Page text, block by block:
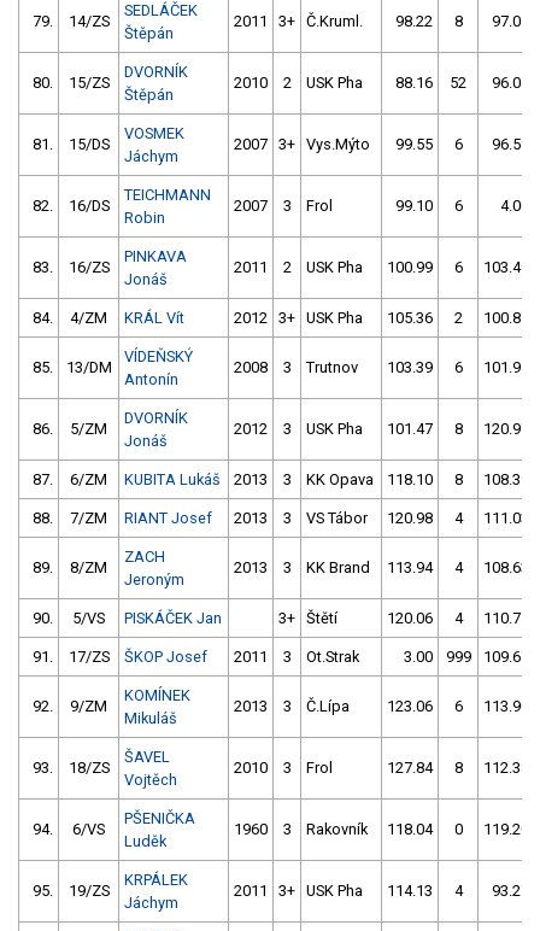
79. 14/ZS
SEDLÁČEK
Štěpán
2011 3+ Č.Kruml. 98.22 8 97.05
80. 15/ZS
DVORNÍK
Štěpán
2010 2 USK Pha 88.16 52 96.04
81. 15/DS
VOSMEK
Jáchym
2007 3+ Vys.Mýto 99.55 6 96.59
82. 16/DS
TEICHMANN
Robin
2007 3 Frol 99.10 6 4.00
83. 16/ZS
PINKAVA
Jonáš
2011 2 USK Pha 100.99 6 103.49
84. 4/ZM KRÁL Vít 2012 3+ USK Pha 105.36 2 100.87
85. 13/DM
VÍDEŇSKÝ
Antonín
2008 3 Trutnov 103.39 6 101.94
86. 5/ZM
DVORNÍK
Jonáš
2012 3 USK Pha 101.47 8 120.97
87. 6/ZM KUBITA Lukáš 2013 3 KK Opava 118.10 8 108.39
88. 7/ZM RIANT Josef 2013 3 VS Tábor 120.98 4 111.03
89. 8/ZM
ZACH
Jeroným
2013 3 KK Brand 113.94 4 108.63
90. 5/VS PISKÁČEK Jan 3+ Štětí 120.06 4 110.77
91. 17/ZS ŠKOP Josef 2011 3 Ot.Strak 3.00 999 109.67
92. 9/ZM
KOMÍNEK
Mikuláš
2013 3 Č.Lípa 123.06 6 113.90
93. 18/ZS
ŠAVEL
Vojtěch
2010 3 Frol 127.84 8 112.38
94. 6/VS
PŠENIČKA
Luděk
1960 3 Rakovník 118.04 0 119.20
95. 19/ZS
KRPÁLEK
Jáchym
2011 3+ USK Pha 114.13 4 93.27